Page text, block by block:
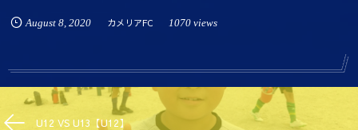
August 8, 2020 カメリアFC 1070 views
U12 VS U13【U12】